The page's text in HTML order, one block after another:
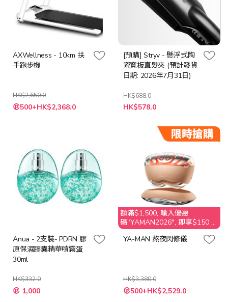
AXWellness - 10km 扶
手跑步機
HK$2,650.0
特
殊 500+HK$2,368.0
[預購] Stryv - 懸浮式陶
瓷寬板直髮夾 (預計發貨
日期: 2026年7月31日)
HK$688.0
特
殊
HK$578.0
Anua - 2支裝- PDRN 膠
原保濕膠囊精華噴霧蛋
30ml
HK$332.0
特
殊 1,000
額滿$1,500, 輸入優惠
碼"YAMAN2026", 即享$150 折
扣
YA-MAN 熬夜閃修儀
HK$3,380.0
特
殊 500+HK$2,529.0